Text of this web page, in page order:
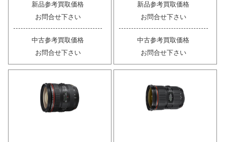
新品参考買取価格
お問合せ下さい
中古参考買取価格
お問合せ下さい
新品参考買取価格
お問合せ下さい
中古参考買取価格
お問合せ下さい